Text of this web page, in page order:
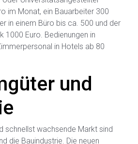
im Monat, ein Bauarbeiter 300
in einem Büro bis ca. 500 und der
1000 Euro. Bedienungen in
in Hotels ab 80
und
schnellst wachsende Markt sind
die Bauindustrie. Die neuen